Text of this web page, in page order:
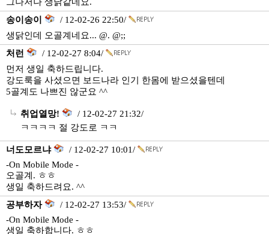
송이송이
/ 12-02-26 22:50/
생닭인데 오골계네요... @. @;;
처런
/ 12-02-27 8:04/
먼저 생일 축하드립니다.
강도룩을 사셨으면 보드나라 인기 한몸에 받으셨을텐데
5골계도 나쁘진 않군요 ^^
취업열망!
/ 12-02-27 21:32/
ㅋㅋㅋㅋ 절 강도로 ㅋㅋ
너도모르냐
/ 12-02-27 10:01/
-On Mobile Mode -
오골계. ㅎㅎ
생일 축하드려요. ^^
공부하자
/ 12-02-27 13:53/
-On Mobile Mode -
생일 축하합니다. ㅎㅎ